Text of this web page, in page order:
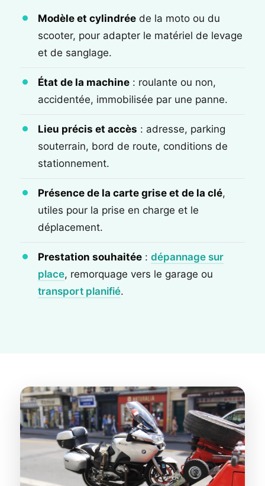
Modèle et cylindrée de la moto ou du
scooter, pour adapter le matériel de levage
et de sanglage.
État de la machine : roulante ou non,
accidentée, immobilisée par une panne.
Lieu précis et accès : adresse, parking
souterrain, bord de route, conditions de
stationnement.
Présence de la carte grise et de la clé,
utiles pour la prise en charge et le
déplacement.
Prestation souhaitée : dépannage sur
place, remorquage vers le garage ou
transport planifié.